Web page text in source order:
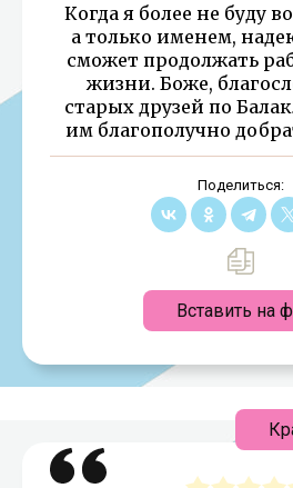
Когда я более не буду
а только именем,
сможет продолжать
жизни. Боже,
старых друзей по
им благополучно
Поделиться:
Вставить на